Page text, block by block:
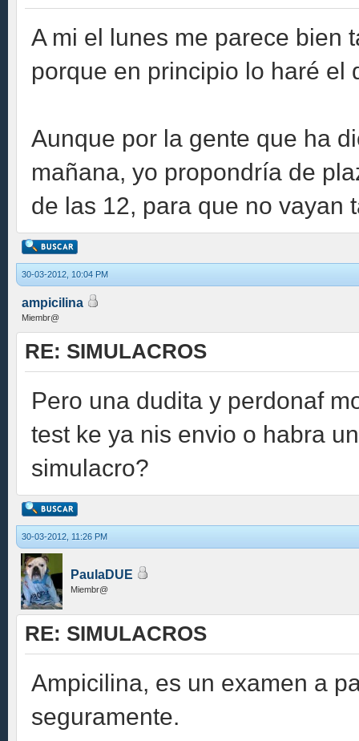
A mi el lunes me parece bien
porque en principio lo haré el
Aunque por la gente que ha
mañana, yo propondría de
de las 12, para que no vayan
30-03-2012, 10:04 PM
ampicilina
Miembr@
RE: SIMULACROS
Pero una dudita y perdonaf
test ke ya nis envio o habra
simulacro?
30-03-2012, 11:26 PM
PaulaDUE
Miembr@
RE: SIMULACROS
Ampicilina, es un examen a
seguramente.